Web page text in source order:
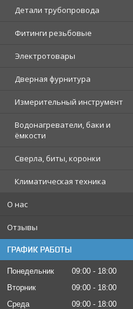
Детали трубопровода
Фитинги резьбовые
Электротовары
Дверная фурнитура
Измерительный инструмент
Водонагреватели, баки и
ёмкости
Сверла, биты, коронки
Климатическая техника
О нас
Отзывы
ГРАФИК РАБОТЫ
Понедельник 09:00
18:00
Вторник
09:00
18:00
Среда
09:00
18:00